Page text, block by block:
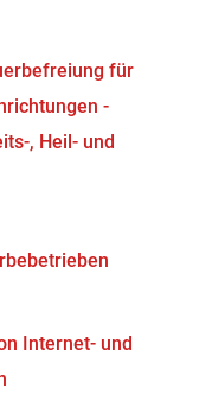
für
-
, Heil- und
Internet- und